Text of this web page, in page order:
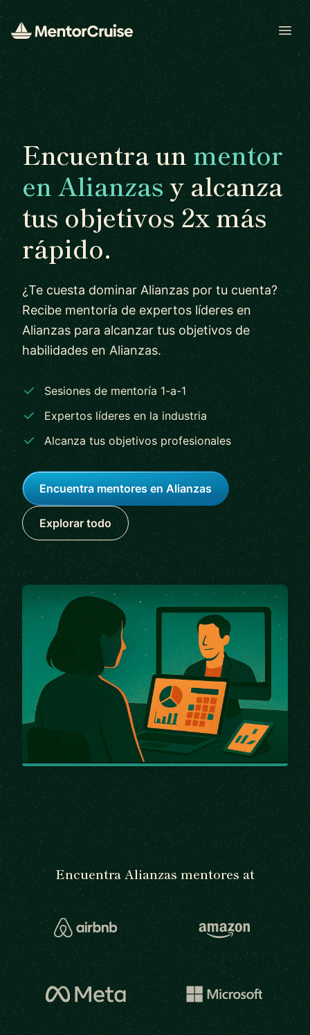
Encuentra unmentor
en Alianzasy alcanza
tus objetivos 2x más
rápido.
¿Te cuesta dominar Alianzas por tu cuenta?
Recibe mentoría de expertos líderes en
Alianzas para alcanzar tus objetivos de
habilidades en Alianzas.
Sesiones de mentoría 1-a-1
Expertos líderes en la industria
Alcanza tus objetivos profesionales
Encuentra mentores en Alianzas
Explorar todo
Encuentra Alianzas mentores at